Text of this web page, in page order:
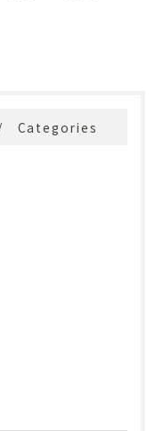
Categories